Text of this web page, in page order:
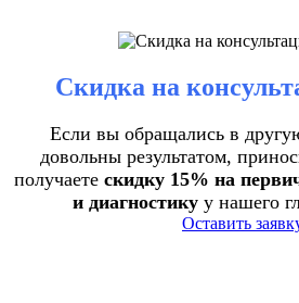
Скидка на
Если вы обращались в
довольны результатом,
получаете скидку 15% на
и диагностикуу нашего
Оставить